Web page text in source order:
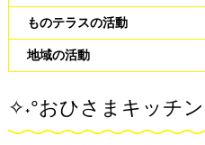
ものテラスの活動
地域の活動
✧˖°おひさまキッチ